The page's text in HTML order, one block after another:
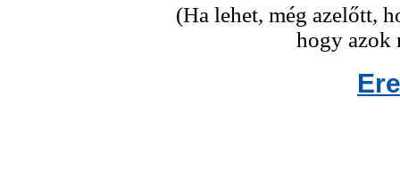
(Ha lehet, még azelőtt,
hogy azok